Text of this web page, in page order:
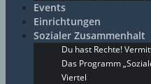
Events
Einrichtungen
Sozialer Zusammenhalt
Du hast Rechte!
Das Programm
Viertel